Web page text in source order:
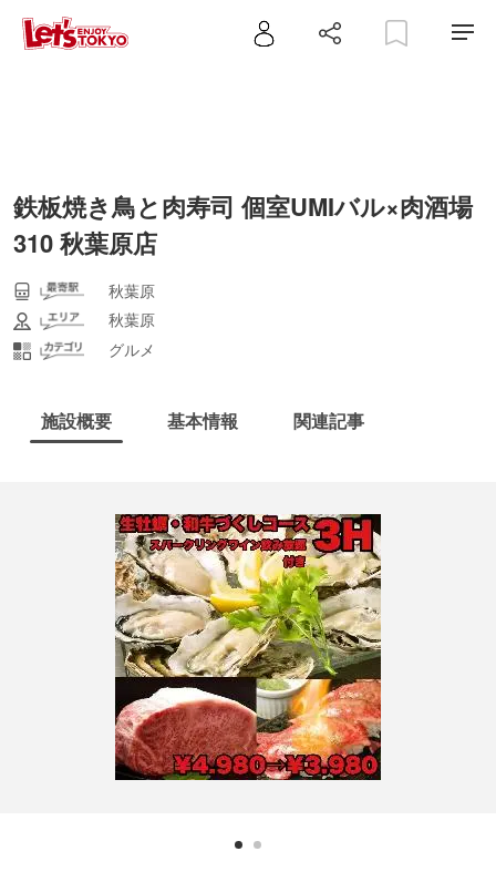
鉄板焼き鳥と肉寿司 個室UMIバル×肉酒場
310 秋葉原店
秋葉原
秋葉原
グルメ
施設概要 基本情報 関連記事